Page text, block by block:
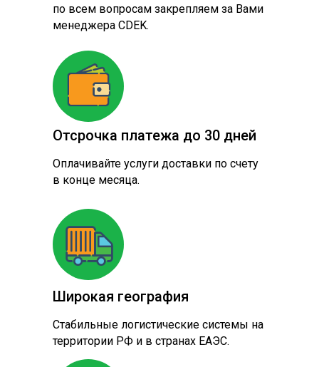
Отсрочка платежа до 30 дней
Оплачивайте услуги доставки по счету
в конце месяца.
по всем вопросам закрепляем за Вами
менеджера CDEK.
Стабильные логистические системы на
территории РФ и в странах ЕАЭС.
Широкая география